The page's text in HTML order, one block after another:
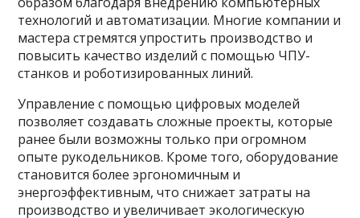
технологий и автоматизации. Многие компании и
мастера стремятся упростить производство и
повысить качество изделий с помощью ЧПУ-
станков и роботизированных линий.
Управление с помощью цифровых моделей
позволяет создавать сложные проекты, которые
ранее были возможны только при огромном
опыте рукодельников. Кроме того, оборудование
становится более эргономичным и
энергоэффективным, что снижает затраты на
производство и увеличивает экологическую